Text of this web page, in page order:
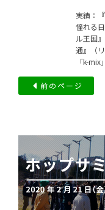
実績：
憧れる
ル王国
通』（
「k-
前のページ